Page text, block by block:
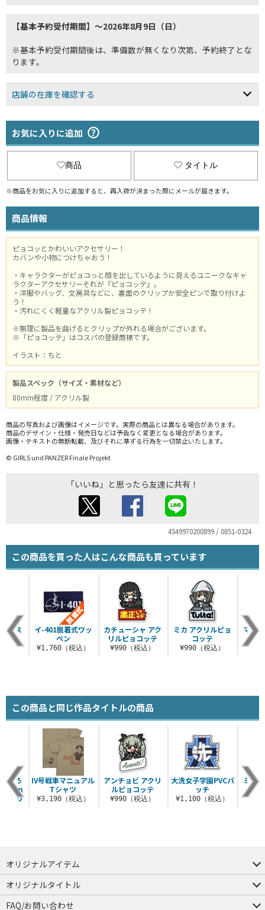
【基本予約受付期間】～2026年8月9日（日）
※基本予約受付期間後は、準備数が無くなり次第、予約終了とな
ります。
店舗の在庫を確認する
お気に入りに追加
商品 タイトル
※商品をお気に入りに追加すると、再入荷が決まった際にメールが届きます。
商品情報
ピョコッとかわいいアクセサリー！
カバンや小物につけちゃおう！
・キャラクターがピョコっと顔を出しているように見えるユニークなキャ
ラクターアクセサリーそれが『ピョコッテ』。
・洋服やバッグ、文房具などに、裏面のクリップか安全ピンで取り付けよ
う！
・汚れにくく軽量なアクリル製ピョコッテ！
※無理に製品を曲げるとクリップが外れる場合がございます。
※「ピョコッテ」はコスパの登録商標です。
イラスト：ちと
製品スペック（サイズ・素材など）
80mm程度 / アクリル製
商品の写真および画像はイメージです。実際の商品とは異なる場合があります。
商品のデザイン・仕様・発売日などは予告なく変更となる場合があります。
画像・テキストの無断転載、及びそれに準ずる行為を一切禁止いたします。
© GIRLS und PANZER Finale Projekt
「いいね」と思ったら友達に共有！
4549970200899 / 0851-0324
この商品を買った人はこんな商品も買っています
カチューシャ アク
リルピョコッテ
¥990（税込）
ミカ アクリルピョ
コッテ
¥990（税込）
マリ
ース
プ
込）
イ-401脱着式ワッ
ペン
¥1,760（税込）
この商品と同じ作品タイトルの商品
アンチョビ アクリ
ルピョコッテ
¥990（税込）
大洗女子学園PVCパ
ッチ
¥1,100（税込）
ミカ
下ろ
80cm
ミリ
IV号戦車マニュアル
Tシャツ
¥3,190（税込）
オリジナルアイテム
つままれ
つかまれ
ピョコッテ
オリジナルタイトル
アイテムヤ
ミスカトニック大學購買部
FAQ/お問い合わせ